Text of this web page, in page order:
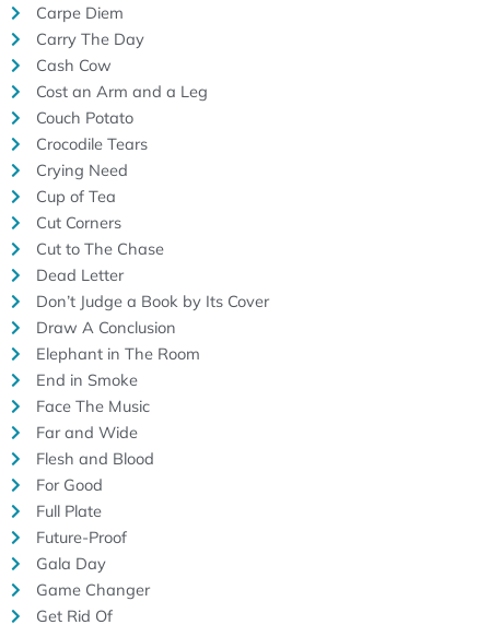
Carpe Diem
Carry The Day
Cash Cow
Cost an Arm and a Leg
Couch Potato
Crocodile Tears
Crying Need
Cup of Tea
Cut Corners
Cut to The Chase
Dead Letter
Don’t Judge a Book by Its Cover
Draw A Conclusion
Elephant in The Room
End in Smoke
Face The Music
Far and Wide
Flesh and Blood
For Good
Full Plate
Future-Proof
Gala Day
Game Changer
Get Rid Of